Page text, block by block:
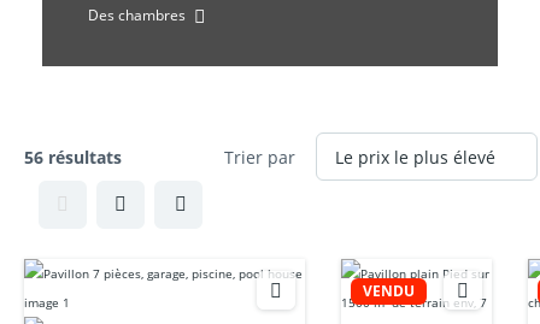
Des chambres
56 résultats Trier par
VENDU